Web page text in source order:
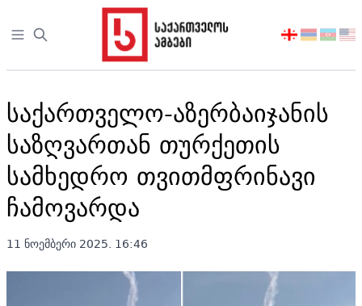
Open sidebar
აირჩიეთ
საქართველო-აზერბაიჯანის
საზღვართან თურქეთის
სამხედრო თვითმფრინავი
ჩამოვარდა
11 ნოემბერი 2025. 16:46